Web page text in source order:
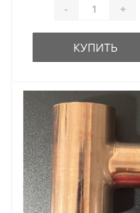
- +
КУПИТЬ